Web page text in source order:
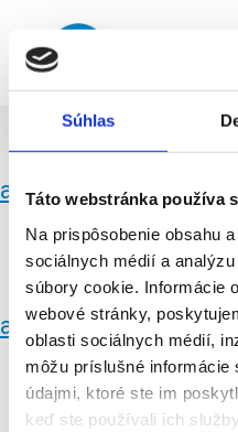
Súhlas
Táto webstránka používa
Na prispôsobenie obsahu
sociálnych médií a
súbory cookie. Informácie
webové stránky,
oblasti sociálnych médií,
môžu príslušné
údajmi, ktoré ste im
keď ste používali ich služby.